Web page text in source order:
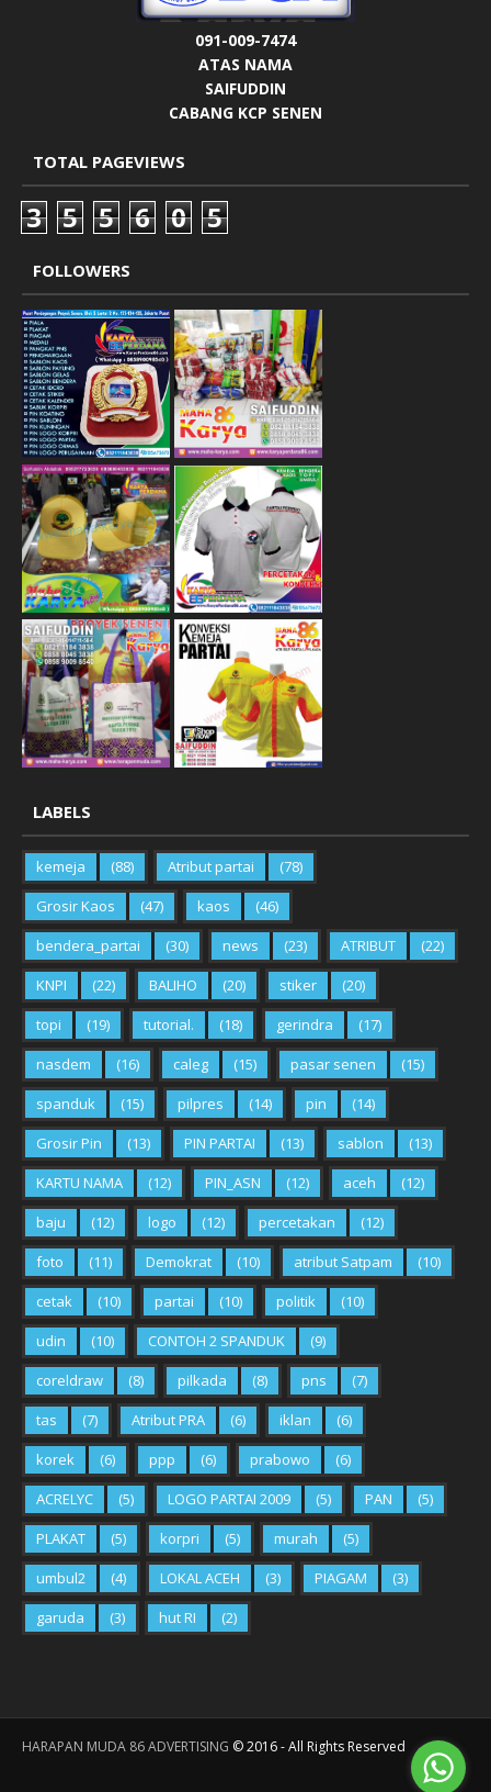
091-009-7474
ATAS NAMA
SAIFUDDIN
CABANG KCP SENEN
TOTAL PAGEVIEWS
3 5 5 6 0 5
FOLLOWERS
LABELS
kemeja (88) Atribut partai
(78)
Grosir Kaos
(47) kaos
(46)
bendera_partai
(30) news (23) ATRIBUT
(22)
KNPI
(22) BALIHO (20) stiker
(20)
topi
(19) tutorial. (18) gerindra
(17)
nasdem
(16) caleg (15) pasar senen
(15)
spanduk
(15) pilpres (14) pin
(14)
Grosir Pin
(13) PIN PARTAI (13) sablon
(13)
KARTU NAMA
(12) PIN_ASN (12) aceh
(12)
baju
(12) logo (12) percetakan
(12)
foto
(11) Demokrat (10) atribut Satpam
(10)
cetak
(10) partai (10) politik
(10)
udin
(10) CONTOH 2 SPANDUK
(9)
coreldraw
(8) pilkada (8) pns
(7)
tas
(7) Atribut PRA (6) iklan
(6)
korek
(6) ppp (6) prabowo
(6)
ACRELYC
(5) LOGO PARTAI 2009 (5) PAN
(5)
PLAKAT
(5) korpri (5) murah
(5)
umbul2
(4) LOKAL ACEH (3) PIAGAM
(3)
garuda
(3) hut RI (2)
HARAPAN MUDA 86 ADVERTISING ©2016- All Rights Reserved